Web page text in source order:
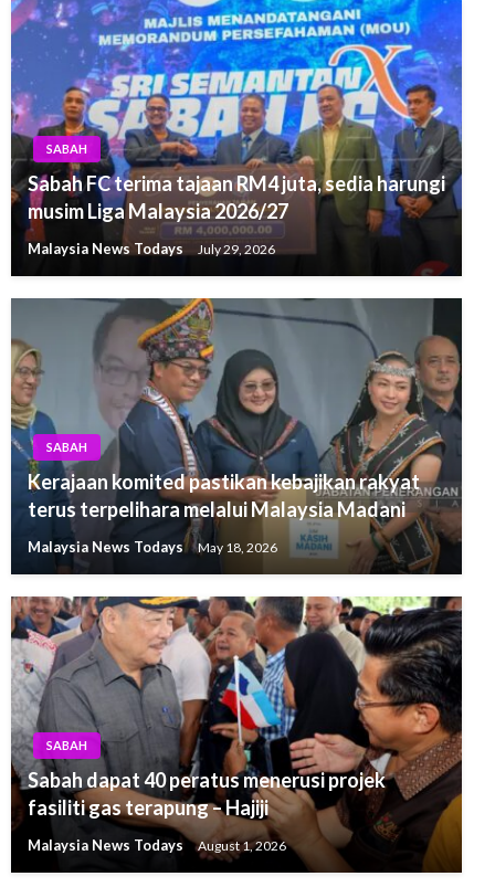
SABAH
Sabah FC terima tajaan RM4 juta, sedia harungi
musim Liga Malaysia 2026/27
Malaysia News Todays July 29, 2026
SABAH
Kerajaan komited pastikan kebajikan rakyat
terus terpelihara melalui Malaysia Madani
Malaysia News Todays May 18, 2026
SABAH
Sabah dapat 40 peratus menerusi projek
fasiliti gas terapung – Hajiji
Malaysia News Todays August 1, 2026